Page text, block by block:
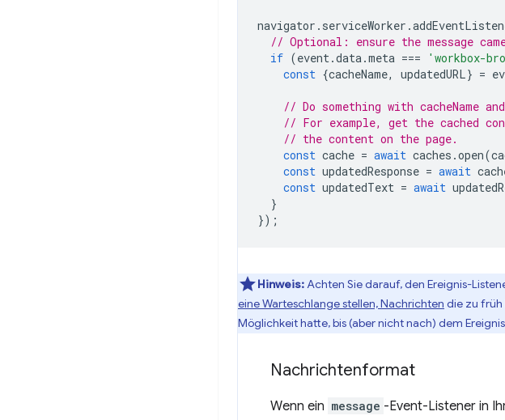
navigator . serviceWorker .
// Optional: ensure the message
if (event.data.meta === 'workbox-
const {cacheName, updatedURL} =
// Do something with cacheName
// For example, get the cached
// the content on the page.
const cache = await caches .open(
const updatedResponse = await
const updatedText = await
}
});
Hinweis:Achten Sie darauf, den Ereignis-
eine Warteschlange stellen, Nachrichten die zu früh
Möglichkeit hatte, bis (aber nicht nach) dem Ereignis
Nachrichtenformat
Wenn ein message -Event-Listener in